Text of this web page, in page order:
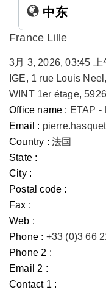
中东
France Lille
3月 3, 2026, 03:45 上
IGE, 1 rue Louis
WINT 1er étage,
Office name : ETAP -
Email :
Country : 法国
State :
City :
Postal code :
Fax :
Web :
Phone : +33 (0)3 66
Phone 2 :
Email 2 :
Contact 1 :